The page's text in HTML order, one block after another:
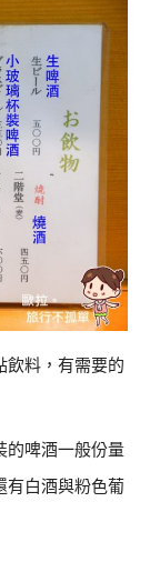
飲料，有需要的
的啤酒一般份量
有白酒與粉色葡